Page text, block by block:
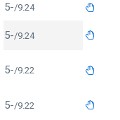
5-/9.24
5-/9.24
5-/9.22
5-/9.22